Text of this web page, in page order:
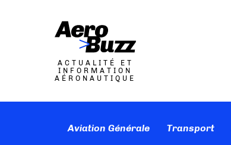
ACTUALITÉ ET
INFORMATION
AÉRONAUTIQUE
Aviation Générale Transport